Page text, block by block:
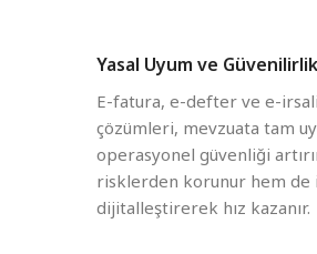
Yasal Uyum ve Güvenilirlik
E-fatura, e-defter ve e-
çözümleri, mevzuata tam
operasyonel güvenliği
risklerden korunur hem de
dijitalleştirerek hız kazanır.